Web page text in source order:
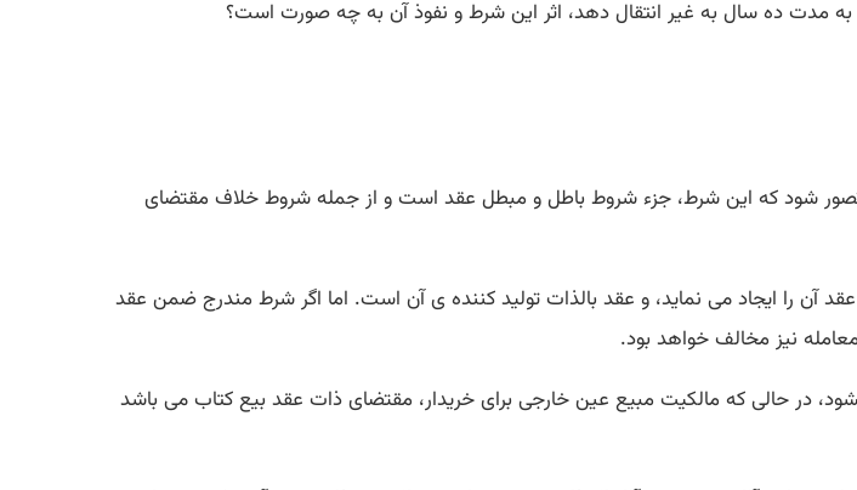
به مدت ده سال به غیر انتقال دهد، اثر این شرط و نفوذ آن به چه صورت است؟
مدنی نیست. اما ممکن است تصور شود که این شرط، جزء شروط باطل و مبطل عقد است و از جمله شروط خلاف مقتضای
آن را ایجاد می نماید، و عقد بالذات تولید کننده ی آن است. اما اگر شرط مندرج ضمن عقد
نیز مخالف خواهد بود.
در حالی که مالکیت مبیع عین خارجی برای خریدار، مقتضای ذات عقد بیع کتاب می باشد